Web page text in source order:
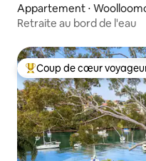
Appartement ⋅
Retraite au bord de l'eau
Coups de cœur
Coup de cœur